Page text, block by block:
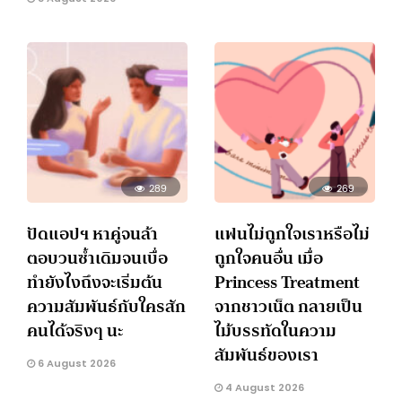
289
ปัดแอปฯ หาคู่จนล้า
ตอบวนซ้ำเดิมจนเบื่อ
ทำยังไงถึงจะเริ่มต้น
ความสัมพันธ์กับใครสัก
คนได้จริงๆ นะ
6 August 2026
269
แฟนไม่ถูกใจเราหรือไม่
ถูกใจคนอื่น เมื่อ
Princess Treatment
จากชาวเน็ต กลายเป็น
ไม้บรรทัดในความ
สัมพันธ์ของเรา
4 August 2026